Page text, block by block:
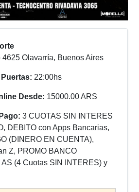
4625 Olavarría, Buenos Aires
22:00hs
Desde: 15000.00 ARS
3 CUOTAS SIN INTERES
DEBITO con Apps Bancarias,
(DINERO EN CUENTA),
Z, PROMO BANCO
(4 Cuotas SIN INTERES) y